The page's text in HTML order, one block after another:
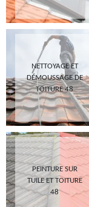
NETTOYAGE ET
DÉMOUSSAGE DE
TOITURE 48
PEINTURE SUR
TUILE ET TOITURE
48